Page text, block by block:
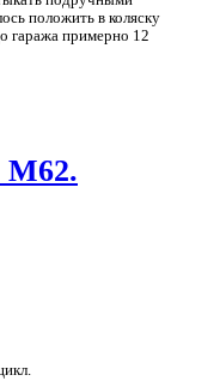
положить в коляску
гаража примерно 12
М62.